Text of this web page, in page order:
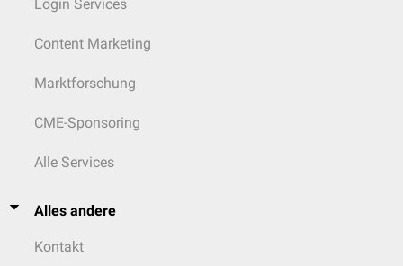
Login Services
Content Marketing
Marktforschung
CME-Sponsoring
Alle Services
Alles andere
Kontakt